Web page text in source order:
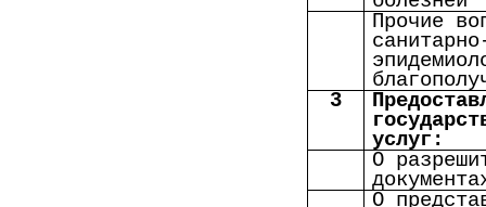
Прочие
3
услуг:
О
О